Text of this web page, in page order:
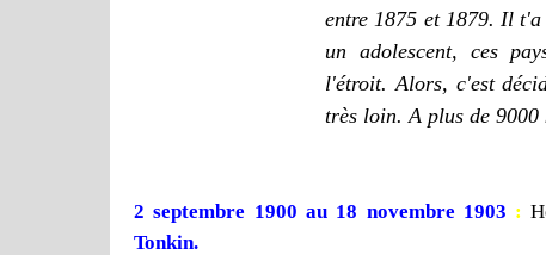
entre 1875 et 1879. Il
un adolescent, ces
l'étroit. Alors, c'est
très loin. A plus de 9000
2 septembre 1900 au 18 novembre 1903 :
Tonkin.